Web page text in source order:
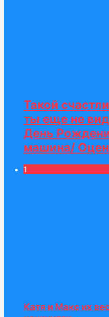
Такой
ты еще не
День
машина/
1
Катя и Макс их